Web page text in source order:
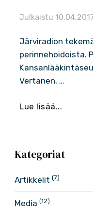
Julkaistu
Järviradion
perinnehoidoista.
Vertanen, …
Lue lisää...
Kategoriat
Artikkelit (7)
Media (12)